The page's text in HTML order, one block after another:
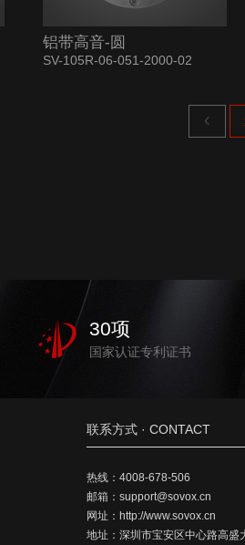
铝带高音-圆
SV-105R-06-051-2000-02
上一页
30项
国家认证专利证书
联系方式 · CONTACT
热线： 4008-678-506
邮箱： support@sovox.cn
网址： http://www.sovox.cn
地址： 深圳市宝安区中心路高盛